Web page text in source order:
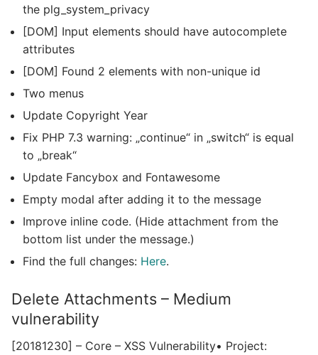
the plg_system_privacy
[DOM] Input elements should have autocomplete
attributes
[DOM] Found 2 elements with non-unique id
Two menus
Update Copyright Year
Fix PHP 7.3 warning: „continue“ in „switch“ is equal
to „break“
Update Fancybox and Fontawesome
Empty modal after adding it to the message
Improve inline code. (Hide attachment from the
bottom list under the message.)
Find the full changes: Here.
Delete Attachments – Medium
vulnerability
[20181230] – Core – XSS Vulnerability• Project: